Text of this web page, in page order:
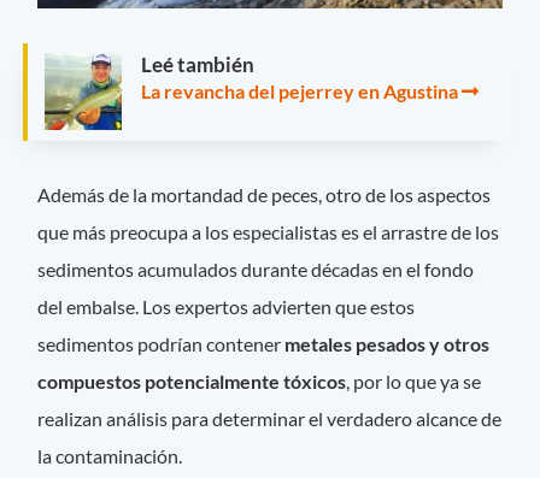
Leé también
La revancha del pejerrey en Agustina
Además de la mortandad de peces, otro de los aspectos
que más preocupa a los especialistas es el arrastre de los
sedimentos acumulados durante décadas en el fondo
del embalse. Los expertos advierten que estos
sedimentos podrían contener metales pesados y otros
compuestos potencialmente tóxicos , por lo que ya se
realizan análisis para determinar el verdadero alcance de
la contaminación.